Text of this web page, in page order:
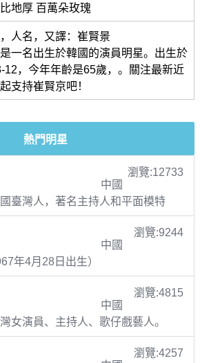
地厚 百萬朵玫瑰
人名，又譯：崔賢景
一名出生於韓國的演員明星。出生於
12，今年年齡是65歲，。關注最新近
支持崔賢京吧！
熱門明星
瀏覽:12733
中國
臺灣人，著名主持人和平面模特
瀏覽:9244
中國
年4月28日出生）
瀏覽:4815
中國
女演員、主持人、歌仔戲藝人。
瀏覽:4257